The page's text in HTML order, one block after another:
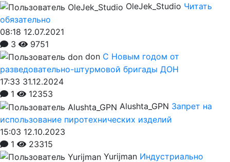
OleJek_Studio Читать
обязательно
08:18 12.07.2021
3
9751
don С Новым годом от
разведовательно-штурмовой бригады ДОН
17:33 31.12.2024
1
12353
Alushta_GPN Запрет на
использование пиротехнических изделий
15:03 12.10.2023
1
23315
Yurijman Индустриально